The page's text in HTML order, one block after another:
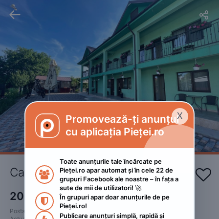
 
Cazare la plaja Corbu 
200 RON
Postat
2023. iulie 27.
X
Promovează-ți anunțul
cu aplicația Pieței.ro

Toate anunțurile tale încărcate pe
Pieței.ro apar automat și în cele 22 de
grupuri Facebook ale noastre – în fața a
sute de mii de utilizatori! 🚀

În grupuri apar doar anunțurile de pe
Pieței.ro!
Publicare anunțuri simplă, rapidă și